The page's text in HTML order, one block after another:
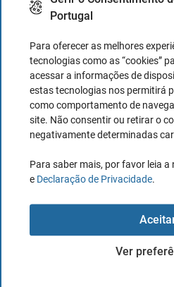
Portugal
Para oferecer as melhores
tecnologias como as “cookies”
acessar a informações de
estas tecnologias nos permitirá
como comportamento de
site. Não consentir ou retirar o
negativamente determinadas
Para saber mais, por favor leia a
e Declaração de Privacidade
Ver
Eurex
CBOT
CME
Mercados
Mercado